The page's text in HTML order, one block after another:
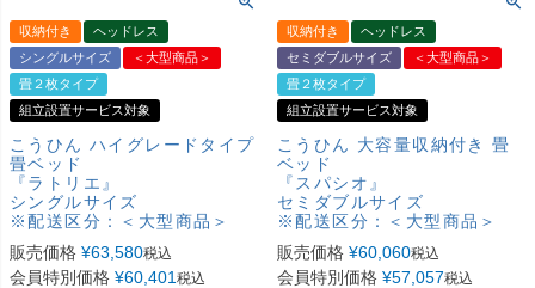
収納付き
ヘッドレス
シングルサイズ
＜大型商品＞
畳２枚タイプ
組立設置サービス対象
こうひん ハイグレードタイプ
畳ベッド
『ラトリエ』
シングルサイズ
※配送区分：＜大型商品＞
販売価格 ¥63,580税込
会員特別価格 ¥60,401 税込
収納付き
ヘッドレス
セミダブルサイズ
＜大型商品＞
畳２枚タイプ
組立設置サービス対象
こうひん 大容量収納付き 畳
ベッド
『スパシオ』
セミダブルサイズ
※配送区分：＜大型商品＞
販売価格 ¥60,060税込
会員特別価格 ¥57,057税込